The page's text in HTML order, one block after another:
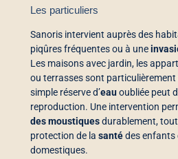
Les particuliers
Sanoris intervient auprès des
piqûres fréquentes ou à une
Les maisons avec jardin, les
ou terrasses sont particulièrement
simple réserve d’eauoubliée peut
reproduction. Une intervention
des moustiquesdurablement,
protection de lasantédes enfants
domestiques.